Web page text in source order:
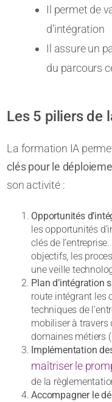
Il permet de
d’intégration
Il assure un
du parcours
Les 5 piliers de
La formation IA
clés pour le
son activité :
Opportunités
les opportunités
clés de
objectifs, les
une veille
Plan d’intégration
route intégrant les
techniques de
mobiliser à travers
domaines métiers
Implémentation
maîtriser le
de la
Accompagner le